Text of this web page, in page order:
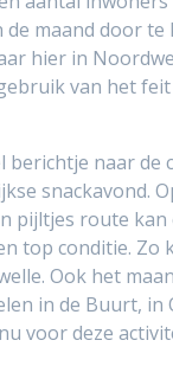
maand door
hier in
van het
berichtje naar
snackavond.
pijltjes route
top conditie.
Ook het
in de Buurt, in
voor deze